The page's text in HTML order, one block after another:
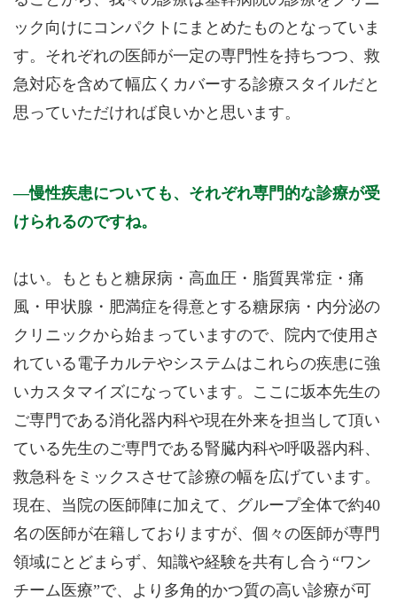
ック向けにコンパクトにまとめたものとなっていま
す。それぞれの医師が一定の専門性を持ちつつ、救
急対応を含めて幅広くカバーする診療スタイルだと
思っていただければ良いかと思います。
慢性疾患についても、それぞれ専門的な診療が受
けられるのですね。
はい。もともと糖尿病・高血圧・脂質異常症・痛
風・甲状腺・肥満症を得意とする糖尿病・内分泌の
クリニックから始まっていますので、院内で使用さ
れている電子カルテやシステムはこれらの疾患に強
いカスタマイズになっています。ここに坂本先生の
ご専門である消化器内科や現在外来を担当して頂い
ている先生のご専門である腎臓内科や呼吸器内科、
救急科をミックスさせて診療の幅を広げています。
現在、当院の医師陣に加えて、グループ全体で約40
名の医師が在籍しておりますが、個々の医師が専門
領域にとどまらず、知識や経験を共有し合う“ワン
チーム医療”で、より多角的かつ質の高い診療が可